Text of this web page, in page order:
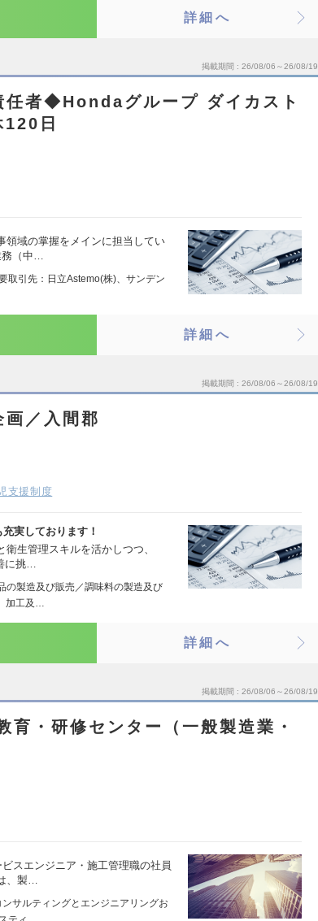
詳細へ
掲載期間 26/08/06～26/08/19
任者◆Hondaグループ ダイカスト
日
領域の掌握をメインに担当してい
（中…
取引先：日立Astemo(株)、サンデン
詳細へ
掲載期間 26/08/06～26/08/19
画／入間郡
支援制度
実しております！
生管理スキルを活かしつつ、
に挑…
の製造及び販売／調味料の製造及び
加工及…
詳細へ
掲載期間 26/08/06～26/08/19
育・研修センター（一般製造業・
スエンジニア・施工管理職の社員
、製…
サルティングとエンジニアリングお